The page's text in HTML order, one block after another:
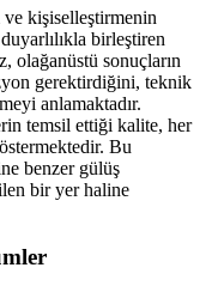
kişiselleştirmenin
birleştiren
olağanüstü sonuçların
gerektirdiğini, teknik
anlamaktadır.
temsil ettiği kalite, her
Bu
benzer gülüş
bir yer haline